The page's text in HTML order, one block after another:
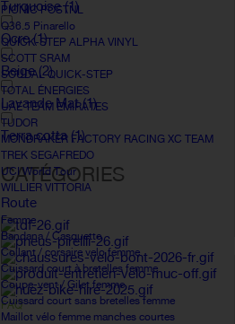
PICNIC POSTNL
Q36.5 Pinarello
QUICK-STEP ALPHA VINYL
SCOTT SRAM
SOUDAL QUICK-STEP
TOTAL ÉNERGIES
UAE TEAM EMIRATES
TUDOR
MONDRAKER FACTORY RACING XC TEAM
TREK SEGAFREDO
UCI World Tour
WILLIER VITTORIA
Route
Femme
Bandana / Casquette
Collant / corsaire velo femme
Cuissard court à bretelles femme
Coupe-vent / Gilet femme
Cuissard court sans bretelles femme
Maillot vélo femme manches courtes
Turquoise(1)
Ocre(1)
Beige(2)
Lavande Mat(1)
Terra cotta(1)
CATÉGORIES
FAQ